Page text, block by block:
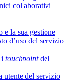
collaborativi
e la sua gestione
d’uso del servizio
i touchpointdel
utente del servizio